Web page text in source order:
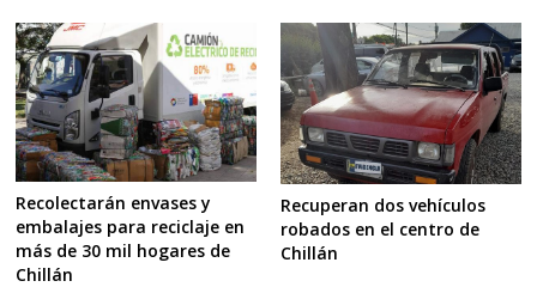
Recolectarán envases y
embalajes para reciclaje en
más de 30 mil hogares de
Chillán
Recuperan dos vehículos
robados en el centro de
Chillán